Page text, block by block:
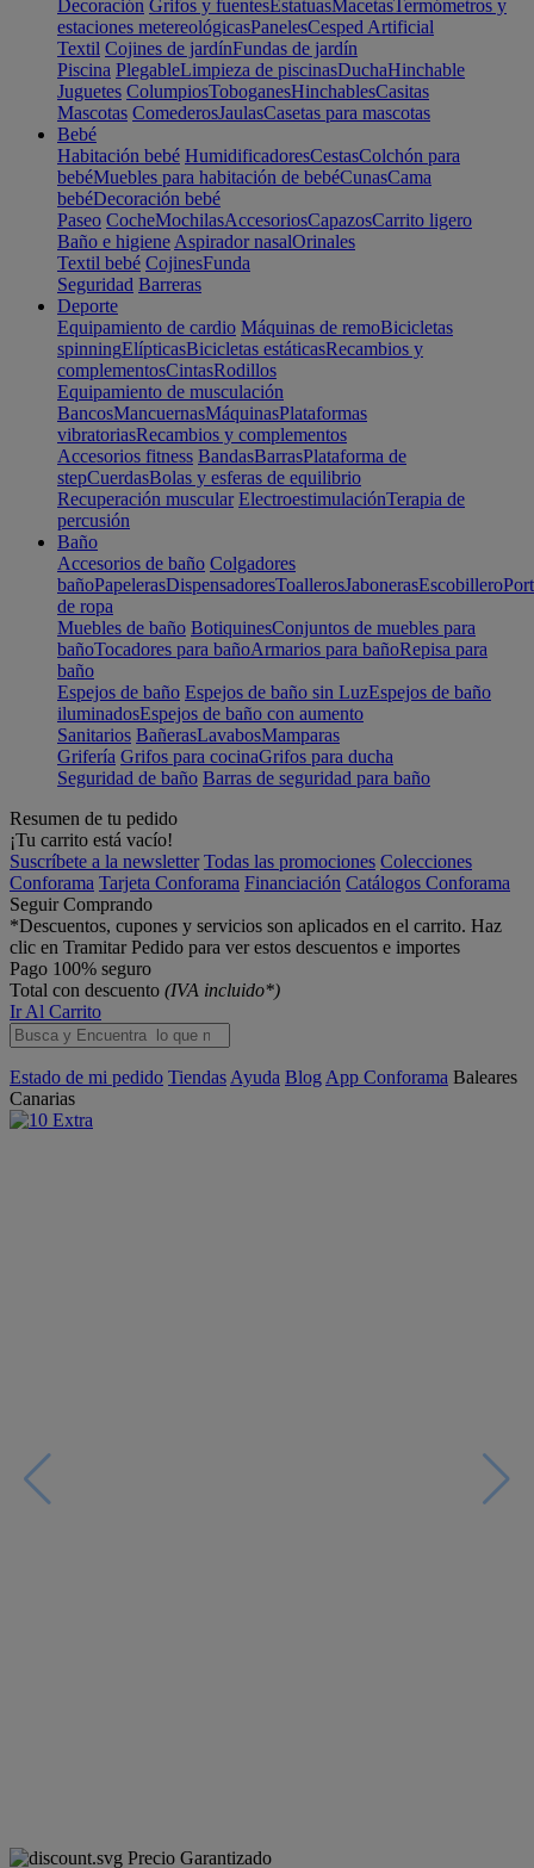
Decoración Grifos y fuentesEstatuasMacetasTermómetros y
estaciones metereológicasPanelesCesped Artificial
Textil Cojines de jardínFundas de jardín
Piscina PlegableLimpieza de piscinasDuchaHinchable
Juguetes ColumpiosToboganesHinchablesCasitas
Mascotas ComederosJaulasCasetas para mascotas
Bebé
Habitación bebé HumidificadoresCestasColchón para
bebéMuebles para habitación de bebéCunasCama
bebéDecoración bebé
Paseo CocheMochilasAccesoriosCapazosCarrito ligero
Baño e higiene Aspirador nasalOrinales
Textil bebé CojinesFunda
Seguridad Barreras
Deporte
Equipamiento de cardio Máquinas de remoBicicletas
spinningElípticasBicicletas estáticasRecambios y
complementosCintasRodillos
Equipamiento de musculación
BancosMancuernasMáquinasPlataformas
vibratoriasRecambios y complementos
Accesorios fitness BandasBarrasPlataforma de
stepCuerdasBolas y esferas de equilibrio
Recuperación muscular ElectroestimulaciónTerapia de
percusión
Baño
Accesorios de baño Colgadores
bañoPapelerasDispensadoresToallerosJabonerasEscobillero
de ropa
Muebles de baño BotiquinesConjuntos de muebles para
bañoTocadores para bañoArmarios para bañoRepisa para
baño
Espejos de baño Espejos de baño sin LuzEspejos de baño
iluminadosEspejos de baño con aumento
Sanitarios BañerasLavabosMamparas
Grifería Grifos para cocinaGrifos para ducha
Seguridad de baño Barras de seguridad para baño
Resumen de tu pedido
¡Tu carrito está vacío!
Suscríbete a la newsletter Todas las promociones Colecciones
Conforama Tarjeta Conforama Financiación Catálogos Conforama
Seguir Comprando
*Descuentos, cupones y servicios son aplicados en el carrito. Haz
clic en Tramitar Pedido para ver estos descuentos e importes
Pago 100% seguro
Total con descuento (IVA incluido*)
Ir Al Carrito
Estado de mi pedido Tiendas Ayuda Blog App Conforama Baleares
Canarias
Precio Garantizado